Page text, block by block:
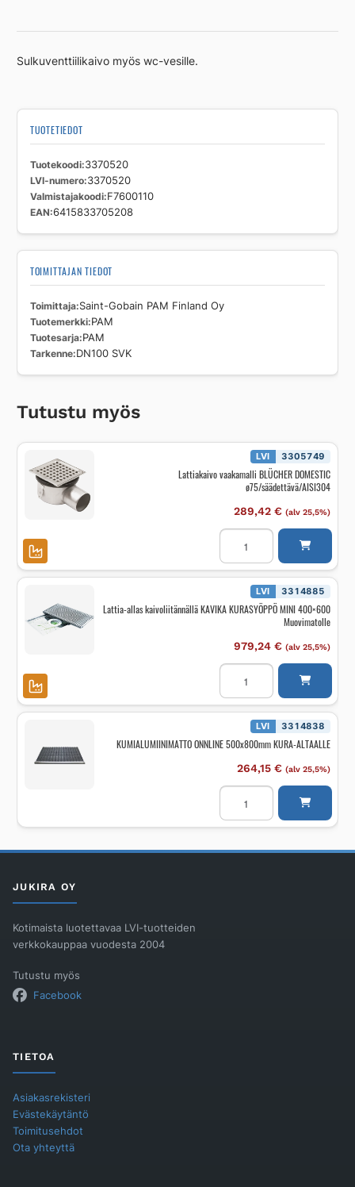
SVK
Sulkuventtiilikaivo myös wc-vesille.
TUOTETIEDOT
Tuotekoodi 3370520
LVI-numero 3370520
Valmistajakoodi F7600110
EAN 6415833705208
TOIMITTAJAN TIEDOT
Toimittaja Saint-Gobain PAM Finland Oy
Tuotemerkki PAM
Tuotesarja PAM
Tarkenne DN100 SVK
Tutustu myös
LVI 3305749
Lattiakaivo vaakamalli BLÜCHER DOMESTIC
ø75/säädettävä/AISI304
289,42 € (alv 25,5%)
Lattiakaivo
vaakamalli
BLÜCHER
DOMESTIC
ø75/säädettävä/AISI304
määrä LVI 3314885
Lattia-allas kaivoliitännällä KAVIKA KURASYÖPPÖ MINI 400×600
Muovimatolle
979,24 € (alv 25,5%)
Lattia-
kaivoliitännällä
KAVIKA
KURASYÖPPÖ
400x600
Muovimatolle
LVI 3314838
KUMIALUMIINIMATTO ONNLINE 500x800mm KURA-ALTAALLE
264,15 € (alv 25,5%)
KUMIALUMIINIMATTO
ONNLINE
500x800mm
KURA-
JUKIRA OY
Kotimaista luotettavaa LVI-tuotteiden
verkkokauppaa vuodesta 2004
Tutustu myös
Facebook
TIETOA
Asiakasrekisteri
Evästekäytäntö
Toimitusehdot
Ota yhteyttä